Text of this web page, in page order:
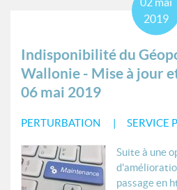
Indisponibilité du
Wallonie - Mise à jour
06 mai 2019
PERTURBATION SERVICE
2019
Suite à une
passage en